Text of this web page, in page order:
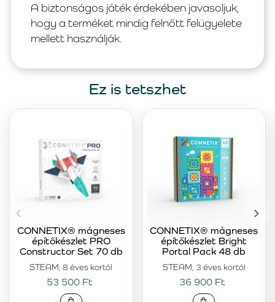
A biztonságos játék érdekében javasoljuk,
hogy a terméket mindig felnőtt felügyelete
mellett használják.
Ez is tetszhet
STEAM, 8 éves kortól
CONNETIX® mágneses
építőkészlet PRO
Constructor Set 70 db
53 500 Ft
STEAM, 3 éves kortól
CONNETIX® mágneses
építőkészlet Bright
Portal Pack 48 db
36 900 Ft